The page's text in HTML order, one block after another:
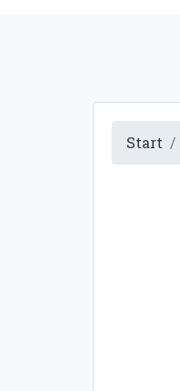
Start